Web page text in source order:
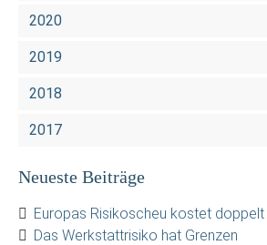
2020
2019
2018
2017
Neueste Beiträge
Europas Risikoscheu kostet doppelt
Das Werkstattrisiko hat Grenzen